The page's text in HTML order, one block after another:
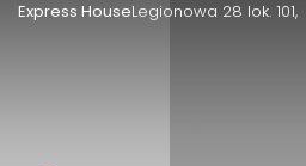
Express HouseLegionowa 28 lok. 101